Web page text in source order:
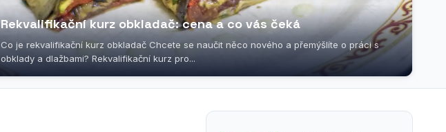
Rekvalifikační kurz obkladač: cena a co vás čeká
Co je rekvalifikační kurz obkladač Chcete se naučit něco nového a přemýšlíte o práci s
obklady a dlažbami? Rekvalifikační kurz pro...